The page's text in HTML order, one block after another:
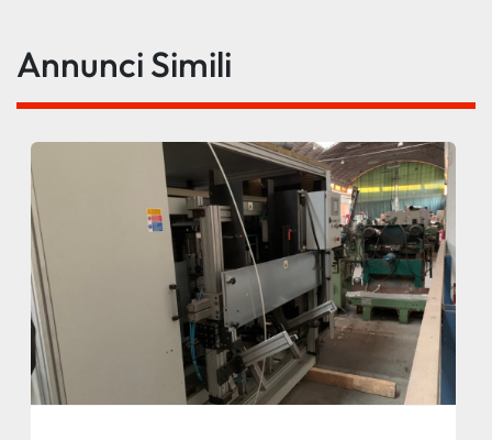
Annunci Simili